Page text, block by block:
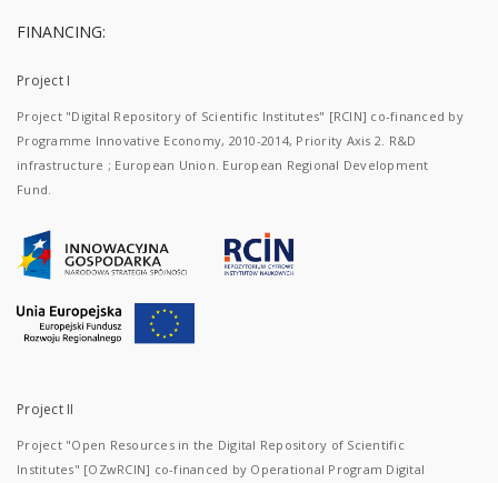
FINANCING:
Project I
Project "Digital Repository of Scientific Institutes" [RCIN] co-financed by
Programme Innovative Economy, 2010-2014, Priority Axis 2. R&D
infrastructure ; European Union. European Regional Development
Fund.
Project II
Project "Open Resources in the Digital Repository of Scientific
Institutes" [OZwRCIN] co-financed by Operational Program Digital